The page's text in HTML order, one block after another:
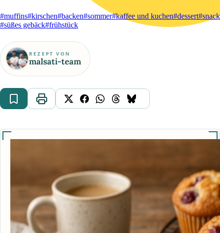
#muffins#kirschen#backen#sommer#kaffee und kuchen#dessert#snack
#süßes gebäck#frühstück
REZEPT VON
malsati-team